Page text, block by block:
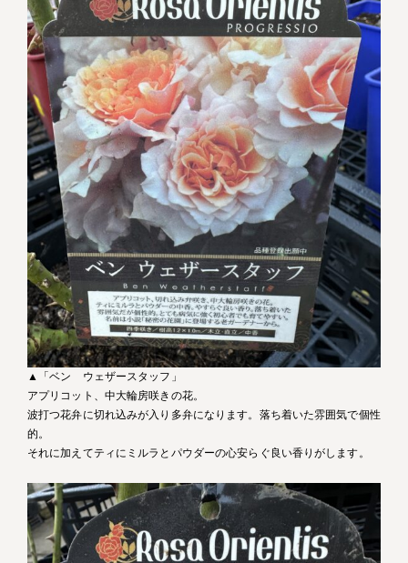
▲「ベン ウェザースタッフ」
アプリコット、中大輪房咲きの花。
波打つ花弁に切れ込みが入り多弁になります。落ち着いた雰囲気で個性
的。
それに加えてティにミルラとパウダーの心安らぐ良い香りがします。